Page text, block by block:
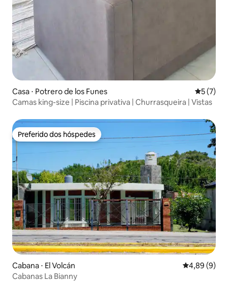
Casa ⋅ Potrero de los Funes 5 de
5 (7)
Camas king-size | Piscina privativa | Churrasqueira | Vistas
Preferido dos hóspedes
Preferido dos hóspedes
Cabana ⋅ El Volcán 4,89 de uma
4,89 (9)
Cabanas La Bianny